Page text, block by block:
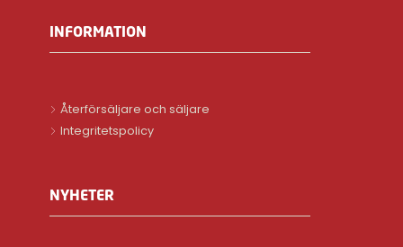
INFORMATION
Återförsäljare och säljare
Integritetspolicy
NYHETER